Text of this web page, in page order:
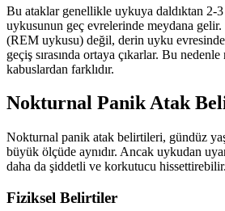
Bu ataklar genellikle uykuya daldıktan 2-
uykusunun geç evrelerinde meydana gelir.
(REM uykusu) değil, derin uyku
geçiş sırasında ortaya çıkarlar. Bu
kabuslardan farklıdır.
Nokturnal Panik Atak
Nokturnal panik atak belirtileri, gündüz
büyük ölçüde aynıdır. Ancak uykudan
daha da şiddetli ve korkutucu hissettirebilir.
Fiziksel Belirtiler